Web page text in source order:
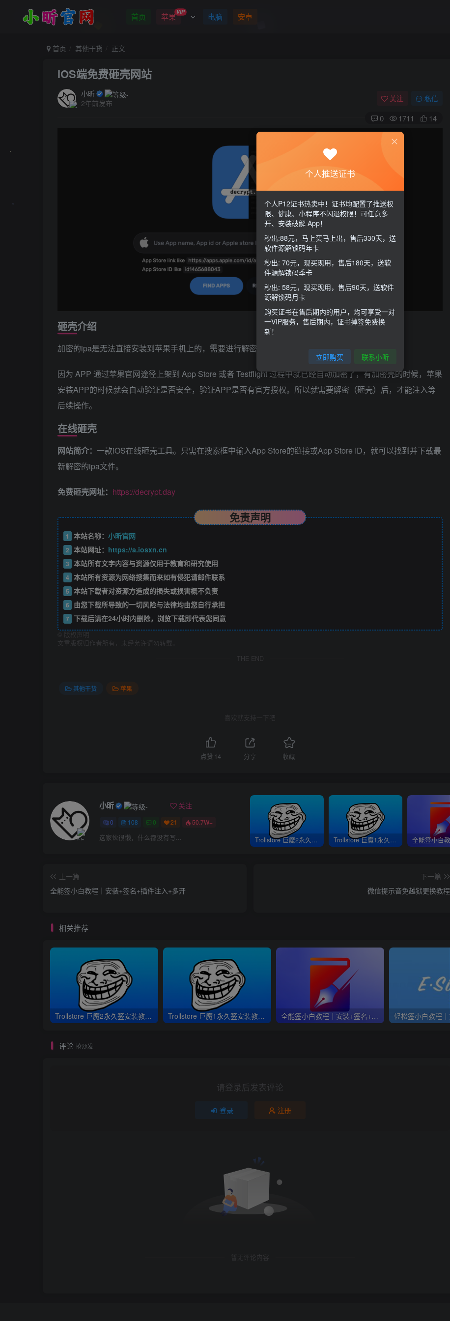
首页 苹果VIP 电脑 安卓
首页 其他干货 正文
iOS端免费砸壳网站
小昕
2年前发布
关注 私信
0 1711 14
砸壳介绍
加密的ipa是无法直接安装到苹果手机上的，需要进行解密。这个就是所谓的砸壳。
因为 APP 通过苹果官网途径上架到 App Store 或者 Testflight 过程中就已经自动加密了，有加密壳的时候，苹果
安装APP的时候就会自动验证是否安全，验证APP是否有官方授权。所以就需要解密（砸壳）后，才能注入等
后续操作。
在线砸壳
网站简介： 一款iOS在线砸壳工具。只需在搜索框中输入App Store的链接或App Store ID，就可以找到并下载最
新解密的ipa文件。
免费砸壳网址： https://decrypt.day
免责声明
1 本站名称： 小昕官网
2 本站网址： https://a.iosxn.cn
3 本站所有文字内容与资源仅用于教育和研究使用
4 本站所有资源为网络搜集而来如有侵犯请邮件联系
5 本站下载者对资源方造成的损失或损害概不负责
6 由您下载所导致的一切风险与法律均由您自行承担
7 下载后请在24小时内删除，浏览下载即代表您同意
版权声明
文章版权归作者所有，未经允许请勿转载。
THE END
其他干货 苹果
喜欢就支持一下吧
点赞 14 分享 收藏
小昕 关注
0 108 0 21 50.7W+
这家伙很懒，什么都没有写... Trollstore 巨魔2永久签安装教程｜支持A8-A17 M1M2 iOS15.5-16.6.1 Trollstore 巨魔1永久签安装教程｜A8-A15 iOS14.0-15.4.1
上一篇
全能签小白教程｜安装+签名+插件注入+多开
下一篇
微信提示音免越狱更换教程
相关推荐
Trollstore 巨魔2永久签安装教程｜支持A8-A17 M1M2 iOS15.5-16.6.1 Trollstore 巨魔1永久签安装教程｜A8-A15 iOS14.0-15.4.1 全能签小白教程｜安装+签名+插件注入+多开
评论 抢沙发
请登录后发表评论
登录 注册
暂无评论内容
个人推送证书
个人P12证书热卖中！证书均配置了推送权
限、健康、小程序不闪退权限！可任意多
开、安装破解 App！
秒出:88元，马上买马上出，售后330天，送
软件源解锁码年卡
秒出: 70元，现买现用，售后180天，送软
件源解锁码季卡
秒出: 58元，现买现用，售后90天，送软件
源解锁码月卡
购买证书在售后期内的用户，均可享受一对
一VIP服务，售后期内，证书掉签免费换
新！
立即购买 联系小昕